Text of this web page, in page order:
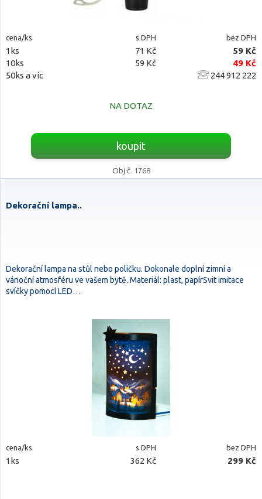
cena/ks s DPH bez DPH
1ks 71 Kč
59 Kč
10ks
59 Kč
49 Kč
50ks a víc
244 912 222
NA DOTAZ
koupit
Obj.č. 1768
Dekorační lampa..
Dekorační lampa na stůl nebo poličku. Dokonale doplní zimní a
vánoční atmosféru ve vašem bytě. Materiál: plast, papírSvit imitace
svíčky pomocí LED…
cena/ks s DPH bez DPH
1ks 362 Kč 299 Kč